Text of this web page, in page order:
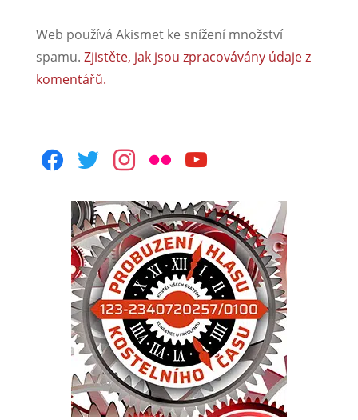
Web používá Akismet ke snížení množství
spamu. Zjistěte, jak jsou zpracovávány údaje z
komentářů.
facebooktwitterinstagram
flickr youtube